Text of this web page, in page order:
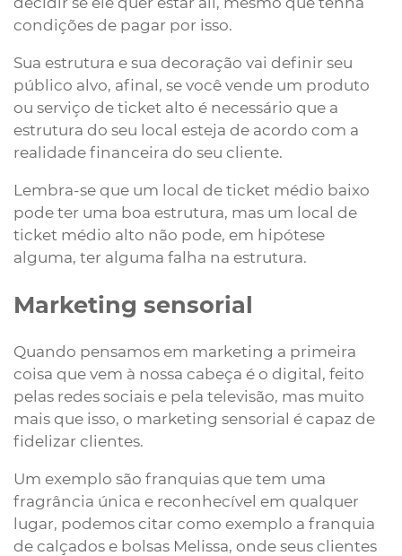
condições de pagar por isso.
Sua estrutura e sua decoração vai definir seu
público alvo, afinal, se você vende um produto
ou serviço de ticket alto é necessário que a
estrutura do seu local esteja de acordo com a
realidade financeira do seu cliente.
Lembra-se que um local de ticket médio baixo
pode ter uma boa estrutura, mas um local de
ticket médio alto não pode, em hipótese
alguma, ter alguma falha na estrutura.
Marketing sensorial
Quando pensamos em marketing a primeira
coisa que vem à nossa cabeça é o digital, feito
pelas redes sociais e pela televisão, mas muito
mais que isso, o marketing sensorial é capaz de
fidelizar clientes.
Um exemplo são franquias que tem uma
fragrância única e reconhecível em qualquer
lugar, podemos citar como exemplo a franquia
de calçados e bolsas Melissa, onde seus clientes